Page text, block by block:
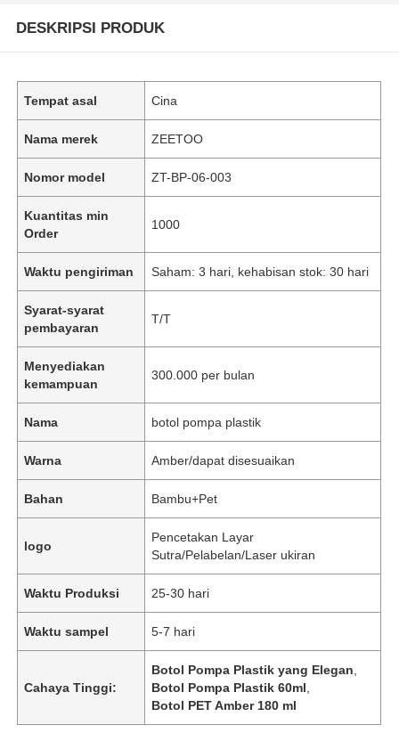
DESKRIPSI PRODUK
Tempat asal Cina
Nama merek ZEETOO
Nomor model ZT-BP-06-003
Kuantitas min
Order
1000
Waktu pengiriman Saham: 3 hari, kehabisan stok: 30 hari
Syarat-syarat
pembayaran
T/T
Menyediakan
kemampuan
300.000 per bulan
Nama botol pompa plastik
Warna Amber/dapat disesuaikan
Bahan Bambu+Pet
logo
Pencetakan Layar
Sutra/Pelabelan/Laser ukiran
Waktu Produksi 25-30 hari
Waktu sampel 5-7 hari
Cahaya Tinggi:
Botol Pompa Plastik yang Elegan
Botol Pompa Plastik 60ml
Botol PET Amber 180 ml